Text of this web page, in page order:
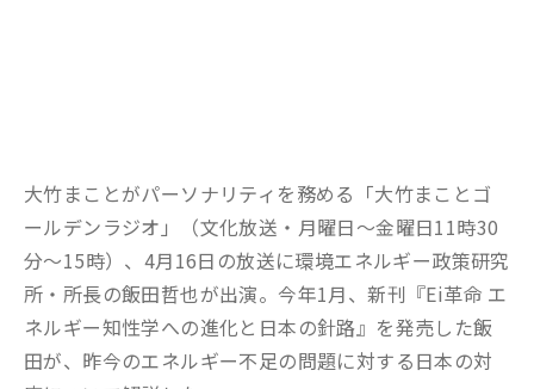
大竹まことがパーソナリティを務める「大竹まことゴ
ールデンラジオ」（文化放送・月曜日～金曜日11時30
分～15時）、4月16日の放送に環境エネルギー政策研究
所・所長の飯田哲也が出演。今年1月、新刊『Ei革命 エ
ネルギー知性学への進化と日本の針路』を発売した飯
田が、昨今のエネルギー不足の問題に対する日本の対